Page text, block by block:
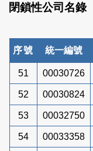
閉鎖性公司名錄
序號 統一編號
51 00030726
52 00030824
53 00032750
54 00033358